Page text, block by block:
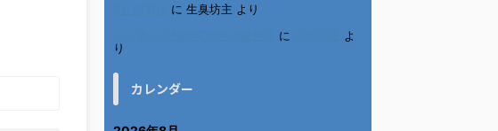
に 生臭坊主 より
に
よ
り
カレンダー